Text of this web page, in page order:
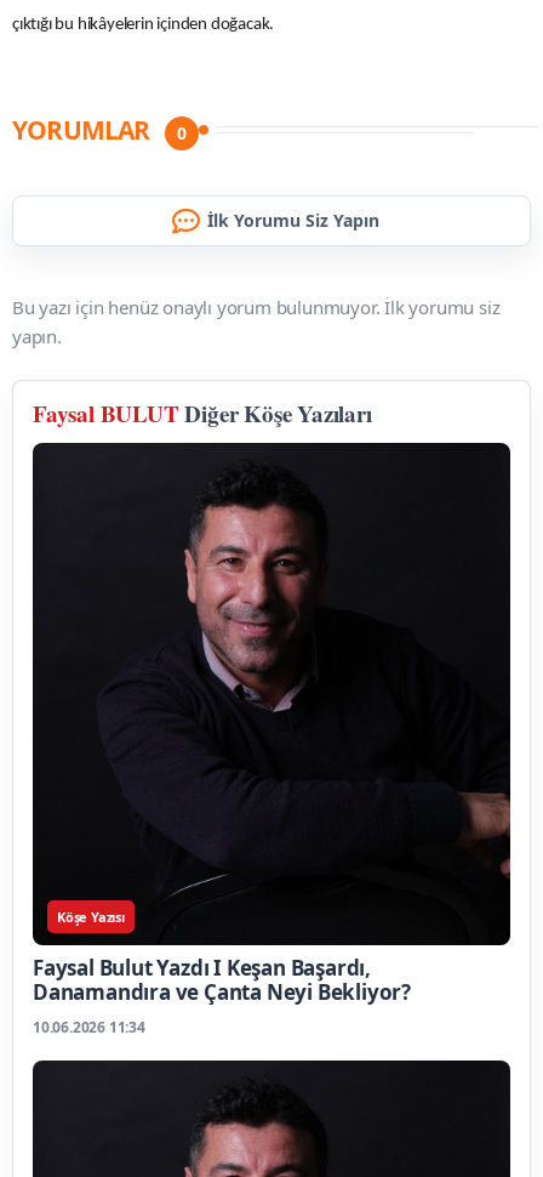
çıktığı bu hikâyelerin içinden doğacak.
YORUMLAR 0
İlk Yorumu Siz Yapın
Bu yazı için henüz onaylı yorum bulunmuyor. İlk yorumu siz
yapın.
Faysal BULUTDiğer Köşe Yazıları
Köşe Yazısı
Faysal Bulut Yazdı I Keşan Başardı,
Danamandıra ve Çanta Neyi Bekliyor?
10.06.2026 11:34